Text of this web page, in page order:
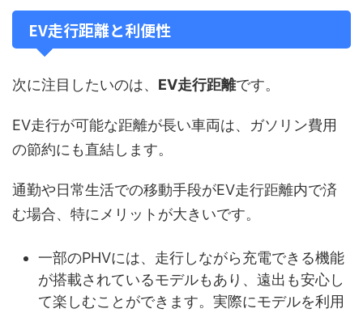
EV走行距離と利便性
次に注目したいのは、 EV走行距離です。
EV走行が可能な距離が長い車両は、ガソリン費用
の節約にも直結します。
通勤や日常生活での移動手段がEV走行距離内で済
む場合、特にメリットが大きいです。
一部のPHVには、走行しながら充電できる機能
が搭載されているモデルもあり、遠出も安心し
て楽しむことができます。実際にモデルを利用